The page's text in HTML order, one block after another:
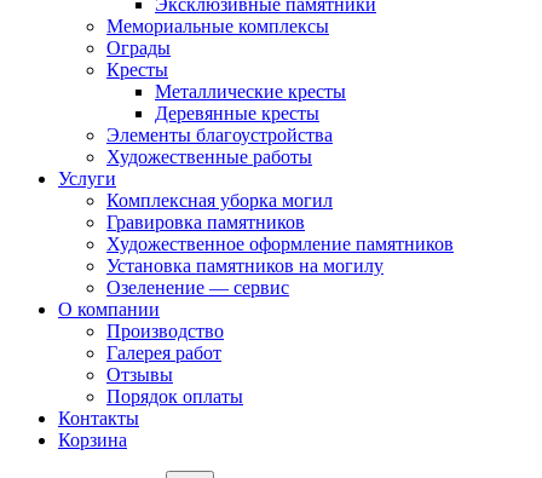
Эксклюзивные памятники
Мемориальные комплексы
Ограды
Кресты
Металлические кресты
Деревянные кресты
Элементы благоустройства
Художественные работы
Услуги
Комплексная уборка могил
Гравировка памятников
Художественное оформление памятников
Установка памятников на могилу
Озеленение — сервис
О компании
Производство
Галерея работ
Отзывы
Порядок оплаты
Контакты
Корзина